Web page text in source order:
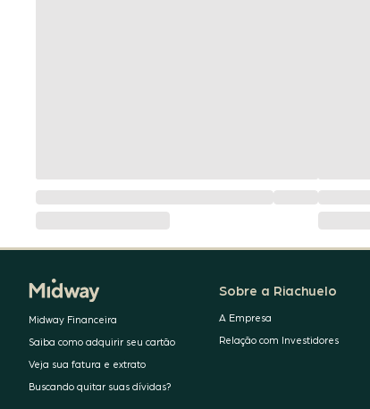
Midway Financeira
Saiba como adquirir seu cartão
Veja sua fatura e extrato
Buscando quitar suas dívidas?
Sobre a Riachuelo
A Empresa
Relação com Investidores